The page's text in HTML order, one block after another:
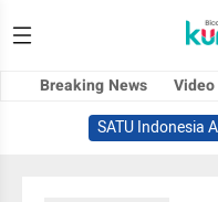
Breaking News
SATU Indonesia